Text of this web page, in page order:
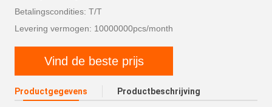
Betalingscondities: T/T
Levering vermogen: 10000000pcs/month
Vind de beste prijs
Productgegevens Productbeschrijving